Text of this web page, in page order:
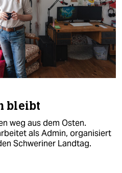
bleibt
weg aus dem Osten.
als Admin, organisiert
Schweriner Landtag.